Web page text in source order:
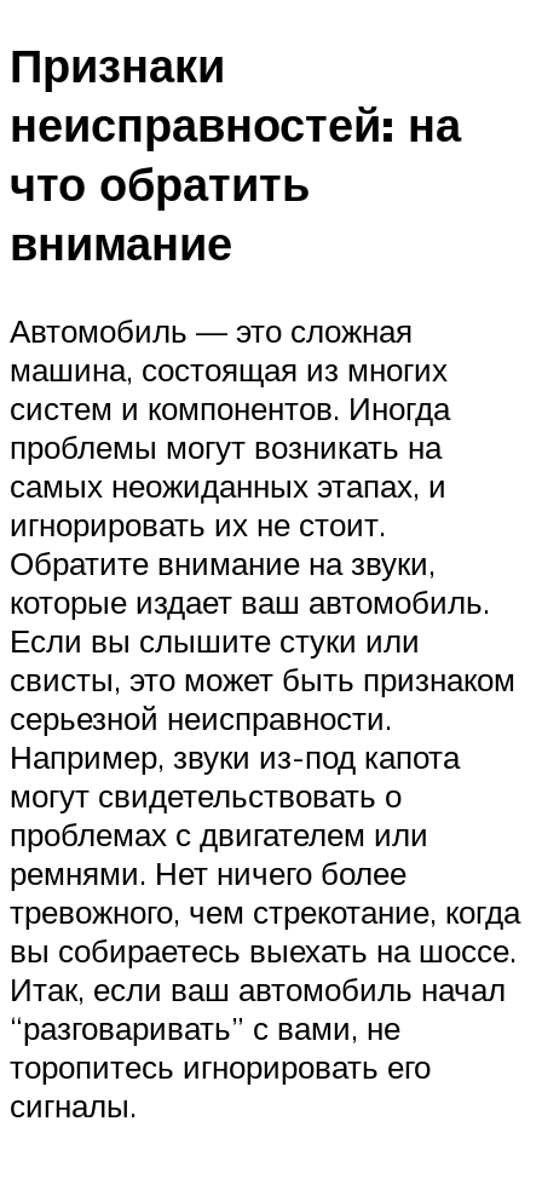
Признаки
неисправностей: на
что обратить
внимание
Автомобиль — это сложная
машина, состоящая из многих
систем и компонентов. Иногда
проблемы могут возникать на
самых неожиданных этапах, и
игнорировать их не стоит.
Обратите внимание на звуки,
которые издает ваш автомобиль.
Если вы слышите стуки или
свисты, это может быть признаком
серьезной неисправности.
Например, звуки из-под капота
могут свидетельствовать о
проблемах с двигателем или
ремнями. Нет ничего более
тревожного, чем стрекотание, когда
вы собираетесь выехать на шоссе.
Итак, если ваш автомобиль начал
“разговаривать” с вами, не
торопитесь игнорировать его
сигналы.